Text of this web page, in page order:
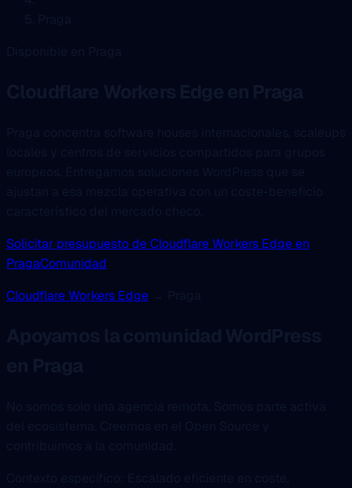
Solicitar presupuesto de Cloudflare Workers Edge en
PragaComunidad
Cloudflare Workers Edge